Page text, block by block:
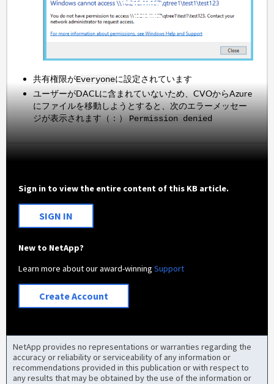
共有権限がEveryoneに設定されています
ユーザーがDACLに含まれていないため、CVOからAzure
にファイルを移動しようとすると、次のエラーメッセー
ジが表示されます（：） Permission denied
Sign in to view the entire content of this KB article.
SIGN IN
New to NetApp?
Learn more about our award-winningSupport
Create Account
NetApp provides no representations or warranties regarding the
accuracy or reliability or serviceability of any information or
recommendations provided in this publication or with respect to
any results that may be obtained by the use of the information or